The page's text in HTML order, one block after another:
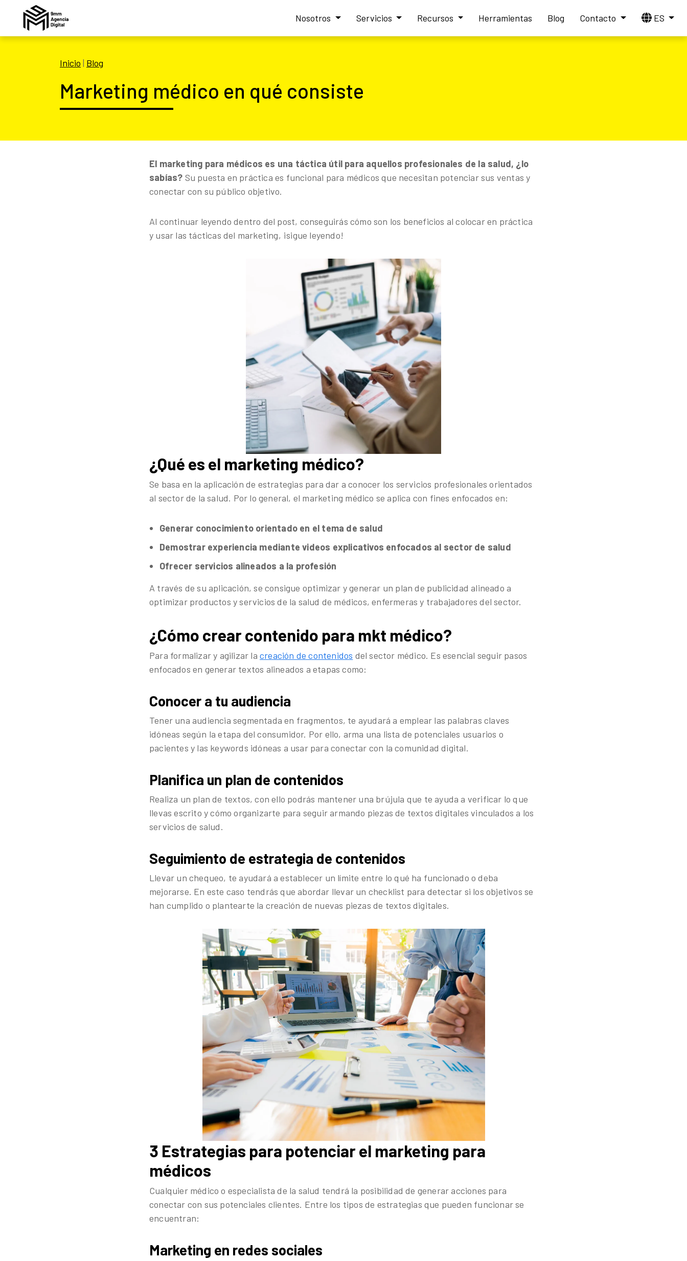
Nosotros Servicios Recursos Herramientas Blog Contacto ES
Inicio | Blog
Marketing médico en qué consiste
El marketing para médicos es una táctica útil para aquellos profesionales de la salud, ¿lo
sabías? Su puesta en práctica es funcional para médicos que necesitan potenciar sus ventas y
conectar con su público objetivo.
Al continuar leyendo dentro del post, conseguirás cómo son los beneficios al colocar en práctica
y usar las tácticas del marketing, ¡sigue leyendo!
¿Qué es el marketing médico?
Se basa en la aplicación de estrategias para dar a conocer los servicios profesionales orientados
al sector de la salud. Por lo general, el marketing médico se aplica con fines enfocados en:
Generar conocimiento orientado en el tema de salud
Demostrar experiencia mediante videos explicativos enfocados al sector de salud
Ofrecer servicios alineados a la profesión
A través de su aplicación, se consigue optimizar y generar un plan de publicidad alineado a
optimizar productos y servicios de la salud de médicos, enfermeras y trabajadores del sector.
¿Cómo crear contenido para mkt médico?
Para formalizar y agilizar la creación de contenidos del sector médico. Es esencial seguir pasos
enfocados en generar textos alineados a etapas como:
Conocer a tu audiencia
Tener una audiencia segmentada en fragmentos, te ayudará a emplear las palabras claves
idóneas según la etapa del consumidor. Por ello, arma una lista de potenciales usuarios o
pacientes y las keywords idóneas a usar para conectar con la comunidad digital.
Planifica un plan de contenidos
Realiza un plan de textos, con ello podrás mantener una brújula que te ayuda a verificar lo que
llevas escrito y cómo organizarte para seguir armando piezas de textos digitales vinculados a los
servicios de salud.
Seguimiento de estrategia de contenidos
Llevar un chequeo, te ayudará a establecer un límite entre lo qué ha funcionado o deba
mejorarse. En este caso tendrás que abordar llevar un checklist para detectar si los objetivos se
han cumplido o plantearte la creación de nuevas piezas de textos digitales.
3 Estrategias para potenciar el marketing para
médicos
Cualquier médico o especialista de la salud tendrá la posibilidad de generar acciones para
conectar con sus potenciales clientes. Entre los tipos de estrategias que pueden funcionar se
encuentran:
Marketing en redes sociales